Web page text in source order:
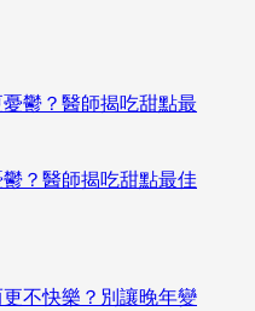
？醫師揭吃甜點最佳